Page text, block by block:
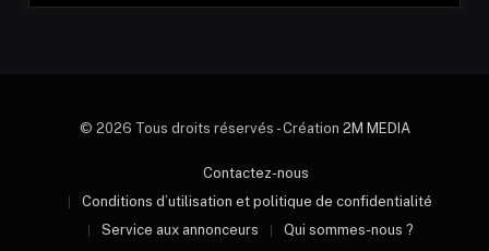
© 2026 Tous droits réservés - Création 2M MEDIA
Contactez-nous
Conditions d’utilisation et politique de confidentialité
Service aux annonceurs
Qui sommes-nous ?